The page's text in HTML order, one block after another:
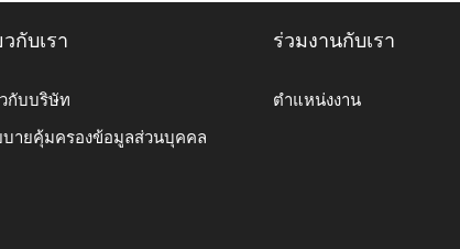
วกับเรา
กับบริษัท
บายคุ้มครองข้อมูลส่วนบุคคล
ร่วมงานกับเรา
ตำแหน่งงาน